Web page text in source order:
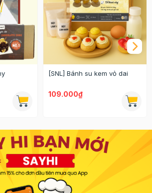
[SNL] Bánh su kem vỏ dai
109.000₫